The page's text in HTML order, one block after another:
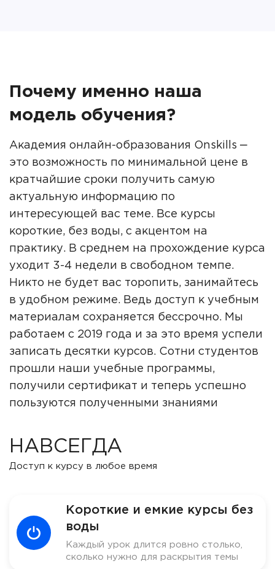
Почему именно наша
модель обучения?
Академия онлайн-образования Onskills ‒
это возможность по минимальной цене в
кратчайшие сроки получить самую
актуальную информацию по
интересующей вас теме. Все курсы
короткие, без воды, с акцентом на
практику. В среднем на прохождение курса
уходит 3-4 недели в свободном темпе.
Никто не будет вас торопить, занимайтесь
в удобном режиме. Ведь доступ к учебным
материалам сохраняется бессрочно. Мы
работаем с 2019 года и за это время успели
записать десятки курсов. Сотни студентов
прошли наши учебные программы,
получили сертификат и теперь успешно
пользуются полученными знаниями
НАВСЕГДА
Доступ к курсу в любое время
Короткие и емкие курсы без
воды
Каждый урок длится ровно столько,
сколько нужно для раскрытия темы